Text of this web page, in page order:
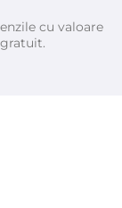
cu valoare